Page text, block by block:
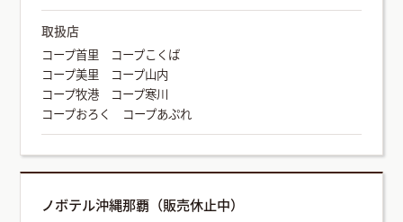
取扱店
コープ首里 コープこくば
コープ美里 コープ山内
コープ牧港 コープ寒川
コープおろく コープあぷれ
ノボテル沖縄那覇（販売休止中）